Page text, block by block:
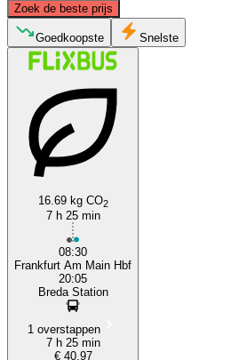
Zoek de beste prijs
Breda
Goedkoopste Snelste
16.69 kg CO2
7 h 25 min
08:30
Frankfurt Am Main Hbf
20:05
Breda Station
1 overstappen
7 h 25 min
€ 40,97